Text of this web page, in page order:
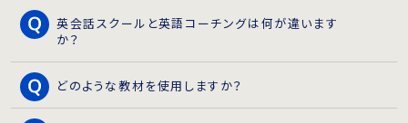
英会話スクールと英語コーチングは何が違います
か？
どのような教材を使用しますか？